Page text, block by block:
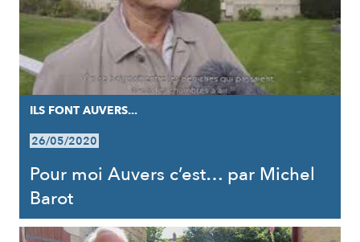
ILS FONT AUVERS...
26/05/2020
Pour moi Auvers c’est… par Michel
Barot